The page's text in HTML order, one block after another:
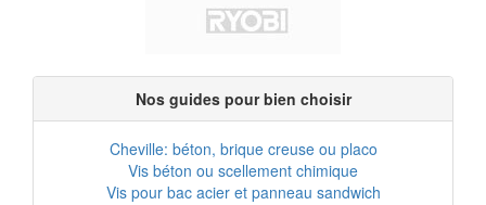
Nos guides pour bien choisir
Cheville: béton, brique creuse ou placo
Vis béton ou scellement chimique
Vis pour bac acier et panneau sandwich